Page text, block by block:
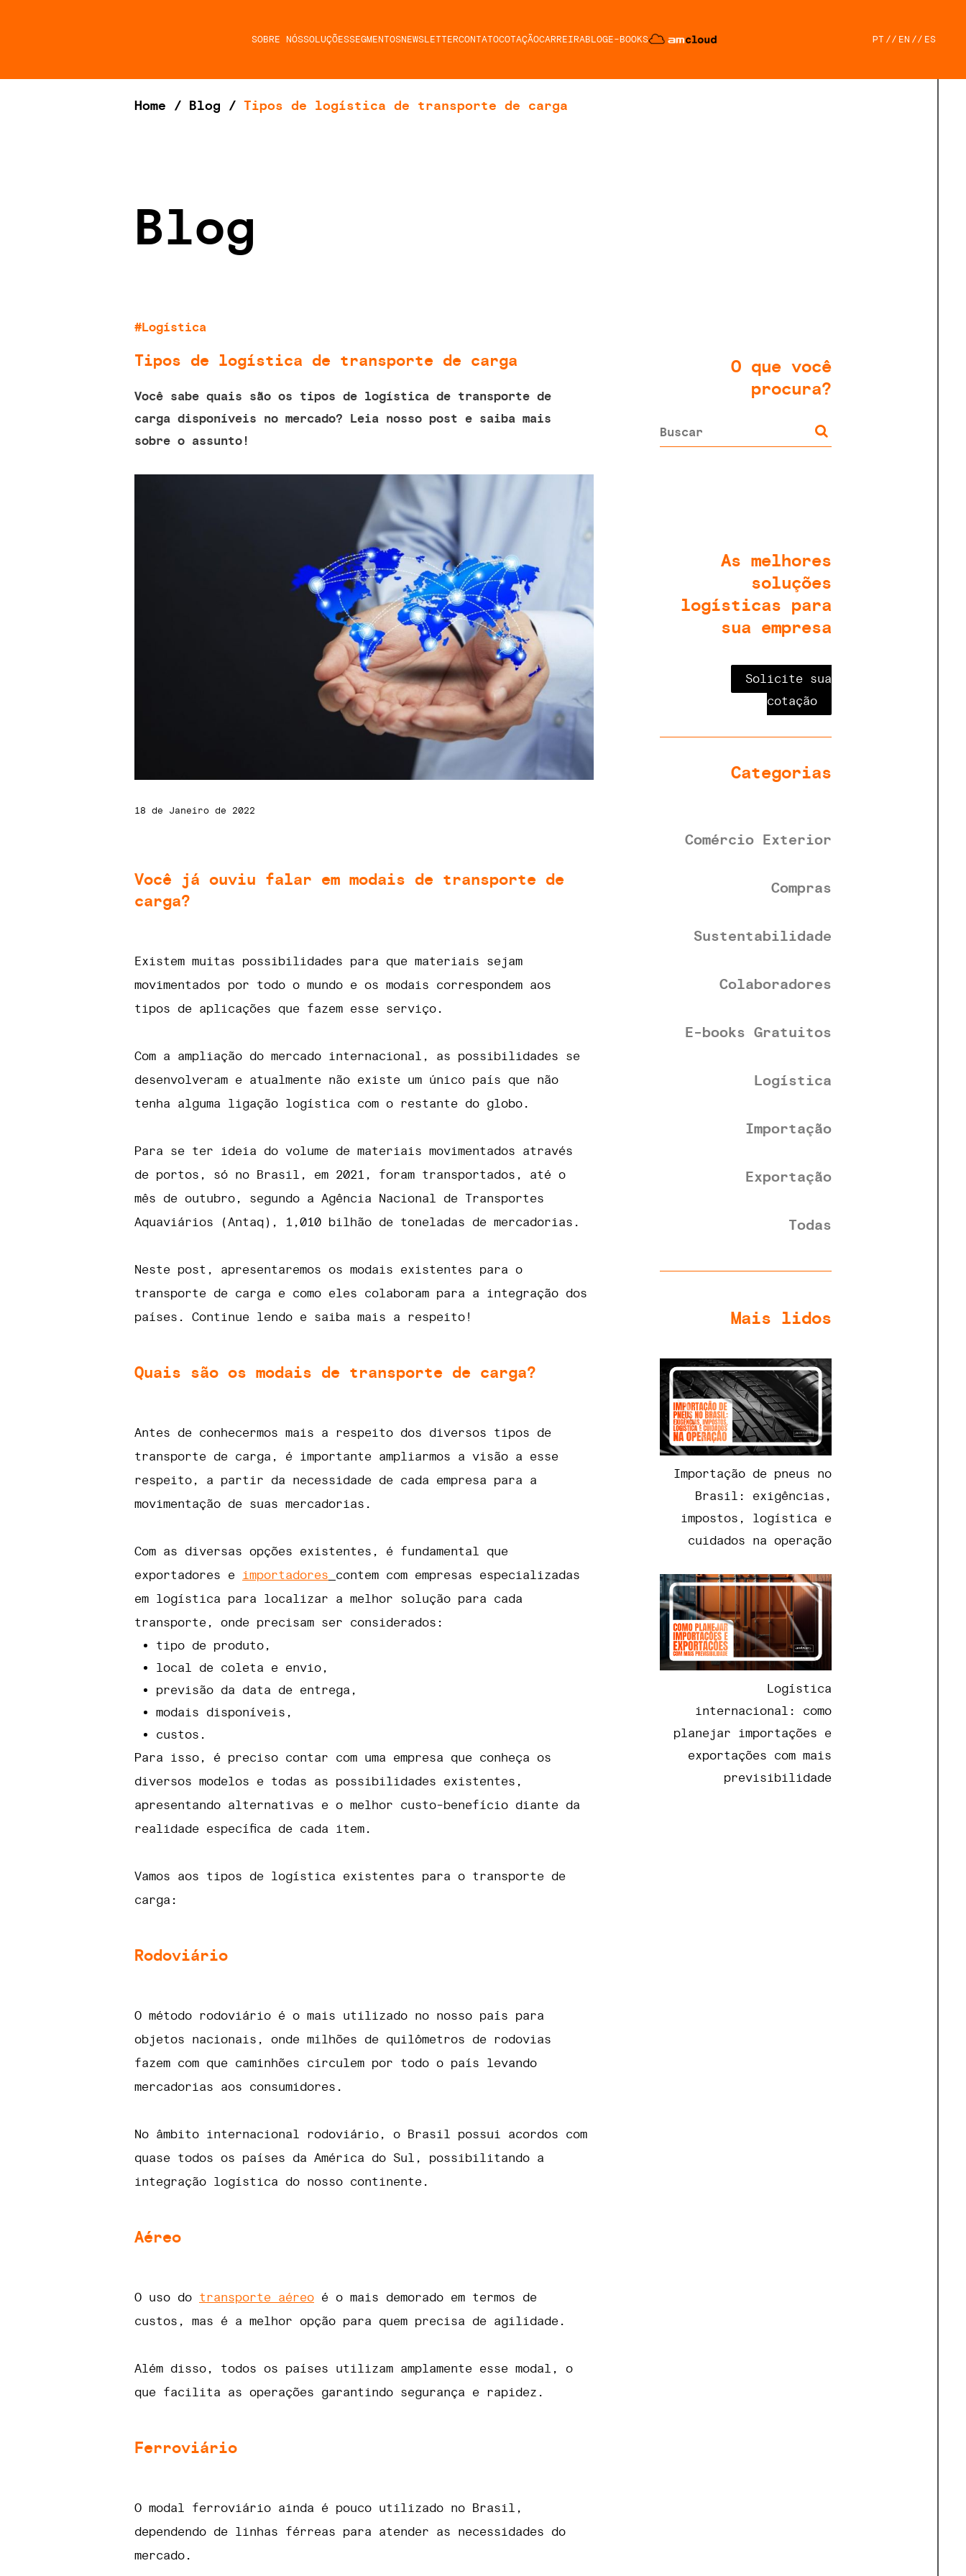
SOBRE NÓSSOLUÇÕESSEGMENTOSNEWSLETTERCONTATOCOTAÇÃOCARREIRABLOGE-BOOKS PT // EN // ES
Home / Blog / Tipos de logística de transporte de carga
Blog
#Logística
Tipos de logística de transporte de carga
Você sabe quais são os tipos de logística de transporte de
carga disponíveis no mercado? Leia nosso post e saiba mais
sobre o assunto!
18 de Janeiro de 2022
Você já ouviu falar em modais de transporte de
carga?
Existem muitas possibilidades para que materiais sejam
movimentados por todo o mundo e os modais correspondem aos
tipos de aplicações que fazem esse serviço.
Com a ampliação do mercado internacional, as possibilidades se
desenvolveram e atualmente não existe um único país que não
tenha alguma ligação logística com o restante do globo.
Para se ter ideia do volume de materiais movimentados através
de portos, só no Brasil, em 2021, foram transportados, até o
mês de outubro, segundo a Agência Nacional de Transportes
Aquaviários (Antaq), 1,010 bilhão de toneladas de mercadorias.
Neste post, apresentaremos os modais existentes para o
transporte de carga e como eles colaboram para a integração dos
países. Continue lendo e saiba mais a respeito!
Quais são os modais de transporte de carga?
Antes de conhecermos mais a respeito dos diversos tipos de
transporte de carga, é importante ampliarmos a visão a esse
respeito, a partir da necessidade de cada empresa para a
movimentação de suas mercadorias.
Com as diversas opções existentes, é fundamental que
exportadores e importadores
contem com empresas especializadas
em logística para localizar a melhor solução para cada
transporte, onde precisam ser considerados:
tipo de produto,
local de coleta e envio,
previsão da data de entrega,
modais disponíveis,
custos.
Para isso, é preciso contar com uma empresa que conheça os
diversos modelos e todas as possibilidades existentes,
apresentando alternativas e o melhor custo-benefício diante da
realidade específica de cada item.
Vamos aos tipos de logística existentes para o transporte de
carga:
Rodoviário
O método rodoviário é o mais utilizado no nosso país para
objetos nacionais, onde milhões de quilômetros de rodovias
fazem com que caminhões circulem por todo o país levando
mercadorias aos consumidores.
No âmbito internacional rodoviário, o Brasil possui acordos com
quase todos os países da América do Sul, possibilitando a
integração logística do nosso continente.
Aéreo
O uso do transporte aéreo é o mais demorado em termos de
custos, mas é a melhor opção para quem precisa de agilidade.
Além disso, todos os países utilizam amplamente esse modal, o
que facilita as operações garantindo segurança e rapidez.
Ferroviário
O modal ferroviário ainda é pouco utilizado no Brasil,
dependendo de linhas férreas para atender as necessidades do
mercado.
O que você
procura?
As melhores
soluções
logísticas para
sua empresa
Solicite sua
cotação
Categorias
Comércio Exterior
Compras
Sustentabilidade
Colaboradores
E-books Gratuitos
Logística
Importação
Exportação
Todas
Mais lidos
Importação de pneus no
Brasil: exigências,
impostos, logística e
cuidados na operação
Logística
internacional: como
planejar importações e
exportações com mais
previsibilidade